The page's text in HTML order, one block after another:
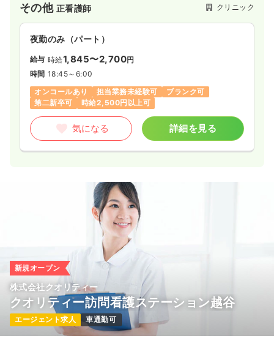
※一例
時間 9:00～17:30
年間休日120日
月給28万円以上可
気になる 詳細を見る
透析
日勤のみ（常勤）
万円〜/月 賞与1.5ヶ月
年間休日120日
担当業務未経験可
ブランク可
月給28万円以上可
気になる 詳細を見る
その他 正看護師 クリニック
夜勤のみ（パート）
給与 時給1,845〜2,700円
時間 18:45～6:00
オンコールあり
担当業務未経験可
ブランク可
第二新卒可
時給2,500円以上可
気になる 詳細を見る
新規オープン
株式会社クオリティー
クオリティー訪問看護ステーション越谷
エージェント求人 車通勤可